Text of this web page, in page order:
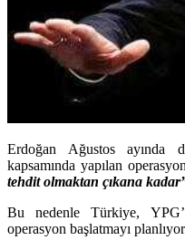
Erdoğan Ağustos ayında
kapsamında yapılan
tehdit olmaktan çıkana
Bu nedenle Türkiye,
operasyon başlatmayı